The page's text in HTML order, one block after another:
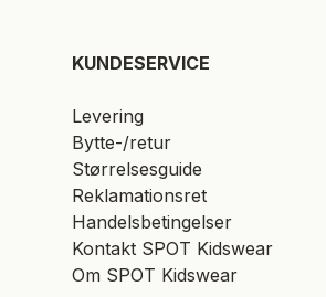
KUNDESERVICE​
Levering
Bytte-/retur
Størrelsesguide
Reklamationsret
Handelsbetingelser
Kontakt SPOT Kidswear
Om SPOT Kidswear